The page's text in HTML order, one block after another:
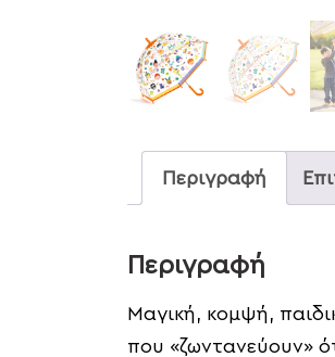
Περιγραφή
Περιγραφή
Μαγική, κομψή,
που «ζωντανεύουν»